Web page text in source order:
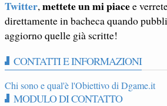
Twitter, mettete un mi piacee
direttamente in bacheca quando
aggiorno quelle già scritte!
CONTATTI E INFORMAZIONI
Chi sono e qual'è l'Obiettivo di Dgame.it
MODULO DI CONTATTO